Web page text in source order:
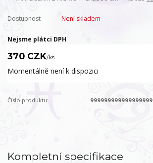
Dostupnost Není skladem
Nejsme plátci DPH
370 CZK/ks
Momentálně není k dispozici
Číslo produktu:
Kompletní specifikace